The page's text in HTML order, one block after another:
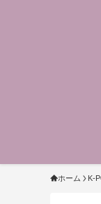
ホーム K-